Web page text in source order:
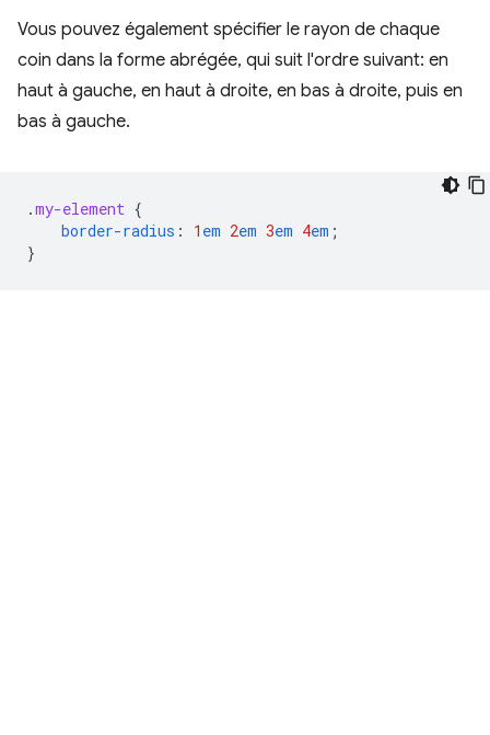
Vous pouvez également spécifier le rayon de chaque
coin dans la forme abrégée, qui suit l'ordre suivant: en
haut à gauche, en haut à droite, en bas à droite, puis en
bas à gauche.
.my-element {
border-radius : 1 em 2em 3em 4em ;
}